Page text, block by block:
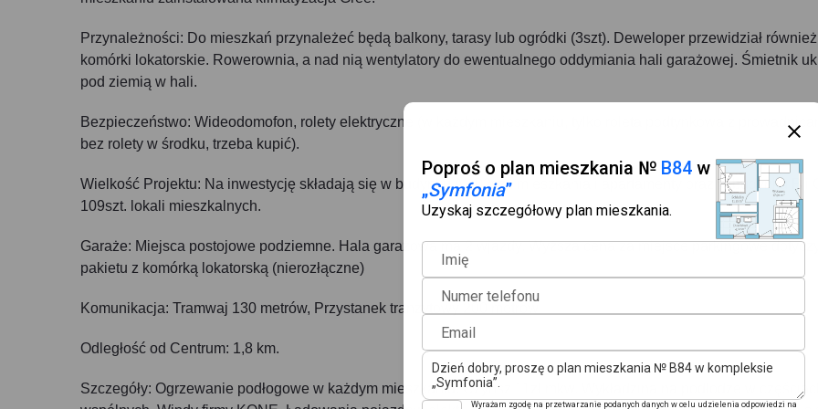
Poproś o plan mieszkania № B84 w
„Symfonia”
Uzyskaj szczegółowy plan mieszkania.
Imię
Numer telefonu
Email
Wyrażam zgodę na przetwarzanie podanych danych w celu udzielenia odpowiedzi na
Przynależności: Do mieszkań przynależeć będą balkony, tarasy lub ogródki (3szt). Deweloper przewidział również
komórki lokatorskie. Rowerownia, a nad nią wentylatory do ewentualnego oddymiania hali garażowej. Śmietnik
pod ziemią w hali.
Bezpieczeństwo: Wideodomofon, rolety elektryczne (w każdym mieszkaniu, tylko roleta podtynkowa z
bez rolety w środku, trzeba kupić).
Wielkość Projektu: Na inwestycję składają się w budynku A 102szt. mieszkania i apartamenty oraz w budynku B i C
109szt. lokali mieszkalnych.
Garaże: Miejsca postojowe podziemne. Hala garażowa ma 2 wjazdy. Wyższa cena za miejsce parkingowe dotyczy
pakietu z komórką lokatorską (nierozłączne)
Komunikacja: Tramwaj 130 metrów, Przystanek tranzytowy 200 metrów.
Odległość od Centrum: 1,8 km.
Szczegóły: Ogrzewanie podłogowe w każdym mieszkaniu. Czynsz 11zł mkw. Wykładzina na podłodze w częściach